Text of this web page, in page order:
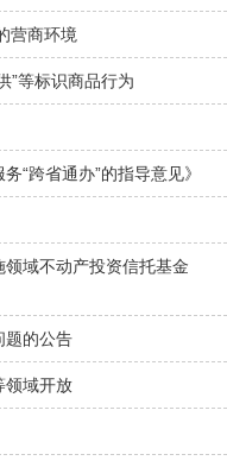
营商环境
”等标识商品行为
“跨省通办”的指导意见》
域不动产投资信托基金
题的公告
领域开放